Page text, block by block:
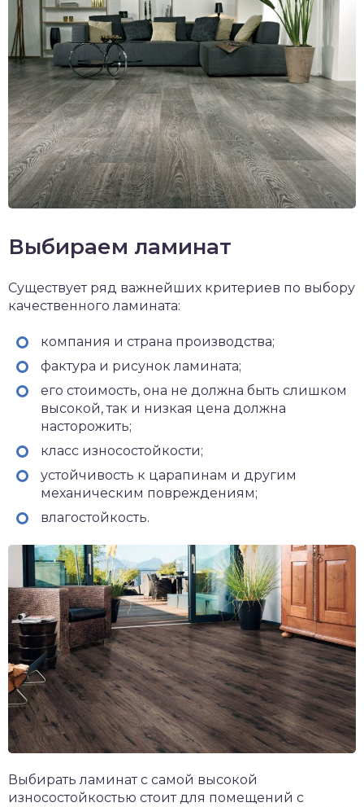
Выбираем ламинат
Существует ряд важнейших критериев по выбору
качественного ламината:
компания и страна производства;
фактура и рисунок ламината;
его стоимость, она не должна быть слишком
высокой, так и низкая цена должна
насторожить;
класс износостойкости;
устойчивость к царапинам и другим
механическим повреждениям;
влагостойкость.
Выбирать ламинат с самой высокой
износостойкостью стоит для помещений с